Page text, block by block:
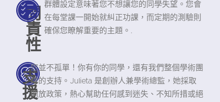
問
責
性
群體設定意味著您不想讓您的同學失望。您會
在每堂課一開始就糾正功課，而定期的測驗則
確保您瞭解重要的主題。.
支
援
您並不孤單！你有你的同學，還有我們整個學術團
隊的支持。Julieta 是創辦人兼學術總監，她採取
開放政策，熱心幫助任何感到迷失、不知所措或絕